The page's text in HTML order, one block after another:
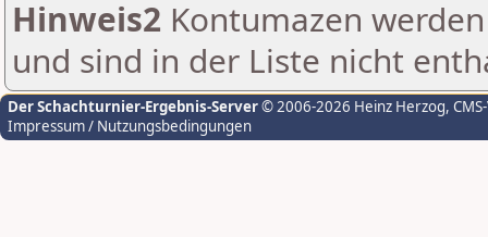
Hinweis2 Kontumazen
und sind in der Liste nicht
Der Schachturnier-Ergebnis-Server© 2006-2026 Heinz Herzog,
Impressum / Nutzungsbedingungen